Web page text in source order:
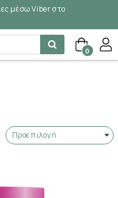
μέσω Viber στο
0